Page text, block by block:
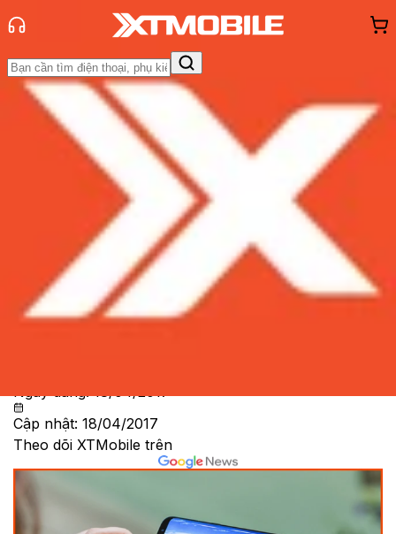
Trang chủ
Tin tức
Tin Mới
Đánh Giá - Trên TaySo Sánh Tư vấnKhuyến
Hỏi đáp App - Game Thông báo
hàng - Sự kiện
8 tính năng tuyệt vời trên Galaxy
S8 khiến bạn không mua cũng uổng
tiền
Ngày đăng:18/04/2017
Cập nhật: 18/04/2017
Theo dõi XTMobile trên